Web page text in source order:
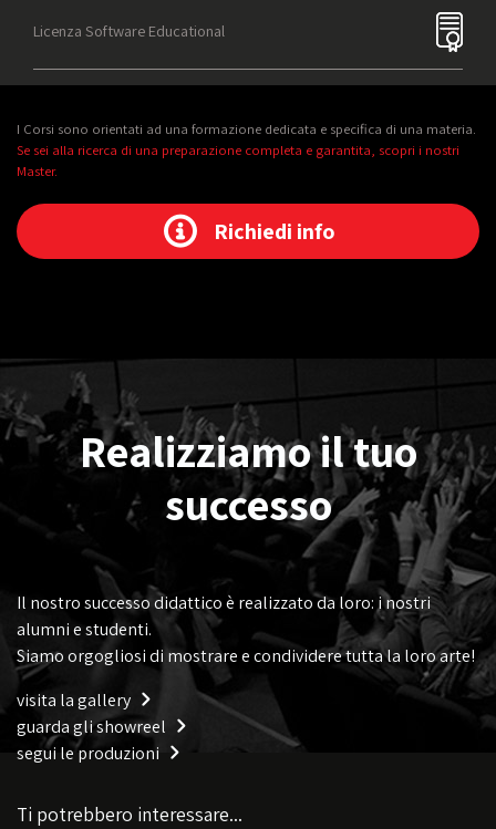
Licenza Software Educational
I Corsi sono orientati ad una formazione dedicata e specifica di una materia.
Se sei alla ricerca di una preparazione completa e garantita, scopri i nostri
Master.
Richiedi info
Realizziamo il tuo
successo
Il nostro successo didattico è realizzato da loro: i nostri
alumni e studenti.
Siamo orgogliosi di mostrare e condividere tutta la loro arte!
visita la gallery
guarda gli showreel
segui le produzioni
Ti potrebbero interessare...